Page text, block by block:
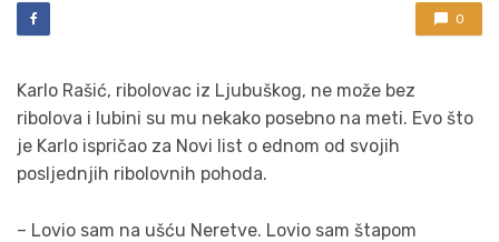
0
Karlo Rašić, ribolovac iz Ljubuškog, ne može bez
ribolova i lubini su mu nekako posebno na meti. Evo što
je Karlo ispričao za Novi list o ednom od svojih
posljednjih ribolovnih pohoda.
– Lovio sam na ušću Neretve. Lovio sam štapom